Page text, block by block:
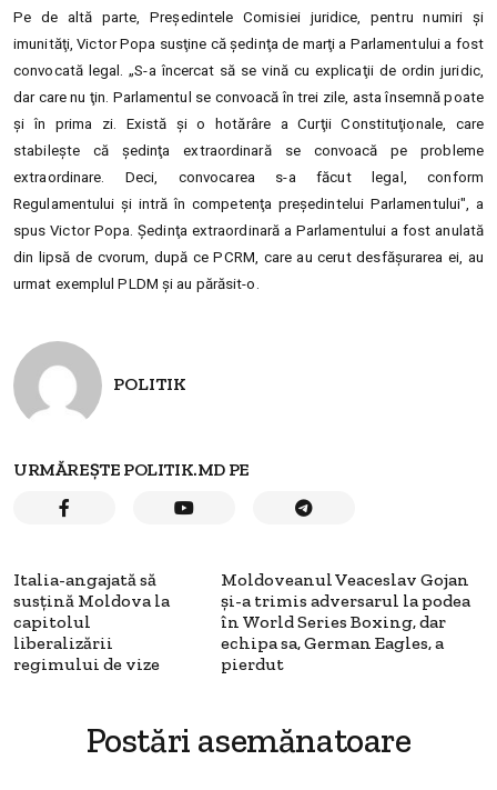
Pe de altă parte, Preşedintele Comisiei juridice, pentru numiri şi
imunităţi, Victor Popa susţine că şedinţa de marţi a Parlamentului a fost
convocată legal. „S-a încercat să se vină cu explicaţii de ordin juridic,
dar care nu ţin. Parlamentul se convoacă în trei zile, asta însemnă poate
şi în prima zi. Există şi o hotărâre a Curţii Constituţionale, care
stabileşte că şedinţa extraordinară se convoacă pe probleme
extraordinare. Deci, convocarea s-a făcut legal, conform
Regulamentului şi intră în competenţa preşedintelui Parlamentului", a
spus Victor Popa. Şedinţa extraordinară a Parlamentului a fost anulată
din lipsă de cvorum, după ce PCRM, care au cerut desfăşurarea ei, au
urmat exemplul PLDM şi au părăsit-o.
POLITIK
URMĂREȘTE POLITIK.MD PE
Italia-angajată să
susțină Moldova la
capitolul
liberalizării
regimului de vize
Moldoveanul Veaceslav Gojan
și-a trimis adversarul la podea
în World Series Boxing, dar
echipa sa, German Eagles, a
pierdut
Postări asemănatoare